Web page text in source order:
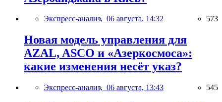
Экспресс-анализ, 06 августа, 14:32 573
Новая модель управления для
AZAL, ASCO и «Азеркосмоса»:
какие изменения несёт указ?
Экспресс-анализ, 06 августа, 13:43 545